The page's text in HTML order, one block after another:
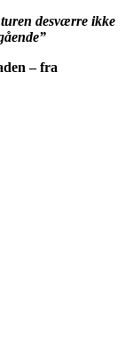
desværre ikke
– fra